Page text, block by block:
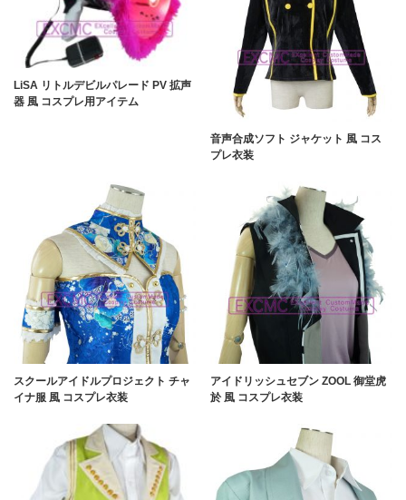
LiSA リトルデビルパレード PV 拡声
器 風 コスプレ用アイテム
音声合成ソフト ジャケット 風 コス
プレ衣装
スクールアイドルプロジェクト チャ
イナ服 風 コスプレ衣装
アイドリッシュセブン ZOOL 御堂虎
於 風 コスプレ衣装